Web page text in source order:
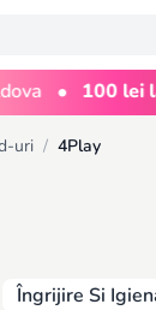
100 lei
uri / 4Play
Îngrijire Si